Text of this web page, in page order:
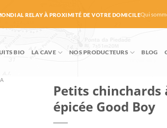
RELAY À PROXIMITÉ DE VOTRE DOMICILEQui
BIO LA CAVE NOS PRODUCTEURS BLOG
Petits chinchards
épicée Good Boy